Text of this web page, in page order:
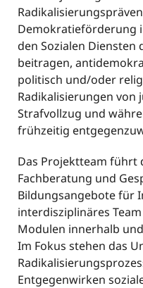
Demokratieförderung
den Sozialen Diensten
beitragen,
politisch und/oder
Radikalisierungen von
Strafvollzug und
frühzeitig
Das Projektteam führt
Fachberatung und
Bildungsangebote für
interdisziplinäres
Modulen innerhalb
Im Fokus stehen das
Entgegenwirken